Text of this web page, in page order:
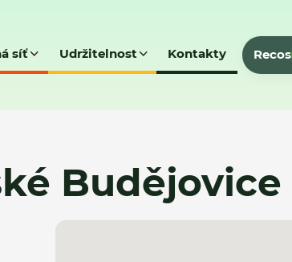
síť Udržitelnost Kontakty Recos
Budějovice